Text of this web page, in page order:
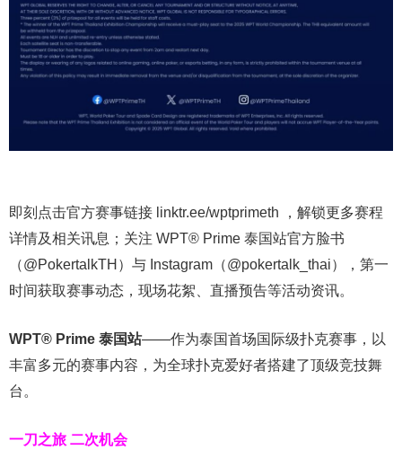
即刻点击官方赛事链接 linktr.ee/wptprimeth ，解锁更多赛程
详情及相关讯息；关注 WPT® Prime 泰国站官方脸书
（@PokertalkTH）与 Instagram（@pokertalk_thai），第一
时间获取赛事动态，现场花絮、直播预告等活动资讯。
WPT® Prime 泰国站——作为泰国首场国际级扑克赛事，以
丰富多元的赛事内容，为全球扑克爱好者搭建了顶级竞技舞
台。
一刀之旅 二次机会